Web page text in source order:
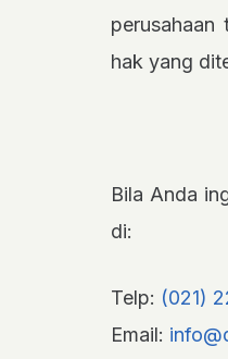
perusahaan
hak yang
Bila Anda
di:
Telp: (021)
Email: